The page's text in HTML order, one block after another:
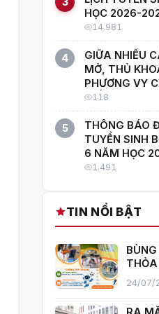
HỌC 2026-
14.981
4
GIỮA NHIỀU
MỞ, THỦ
PHƯƠNG VY
GIẤY: "CON
NHỮNG
118
5
THÔNG BÁO
TUYỂN SINH
6 NĂM HỌC
1.491
TIN NỔI BẬT
LẠC
24/07/